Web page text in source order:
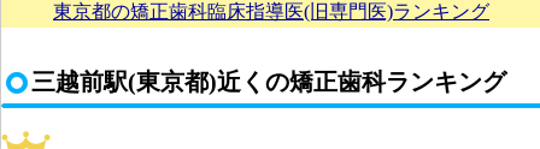
東京都の矯正歯科臨床指導医(旧専門医)ランキング
三越前駅(東京都)近くの矯正歯科ランキング